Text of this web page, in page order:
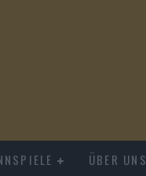
ÜBER UNS